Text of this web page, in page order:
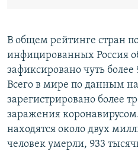
В общем рейтинге стран
инфицированных Россия
зафиксировано чуть
Всего в мире по данным
зарегистрировано более
заражения
находятся около двух
человек умерли, 933